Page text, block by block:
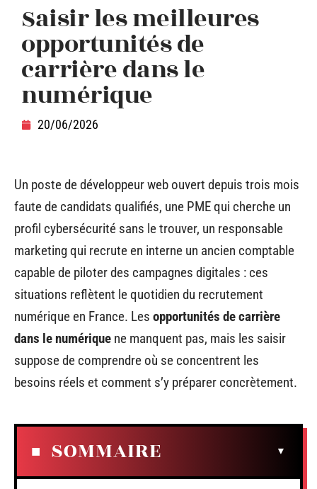
Saisir les meilleures
opportunités de
carrière dans le
numérique
20/06/2026
Un poste de développeur web ouvert depuis trois mois
faute de candidats qualifiés, une PME qui cherche un
profil cybersécurité sans le trouver, un responsable
marketing qui recrute en interne un ancien comptable
capable de piloter des campagnes digitales : ces
situations reflètent le quotidien du recrutement
numérique en France. Les opportunités de carrière
dans le numérique ne manquent pas, mais les saisir
suppose de comprendre où se concentrent les
besoins réels et comment s’y préparer concrètement.
SOMMAIRE